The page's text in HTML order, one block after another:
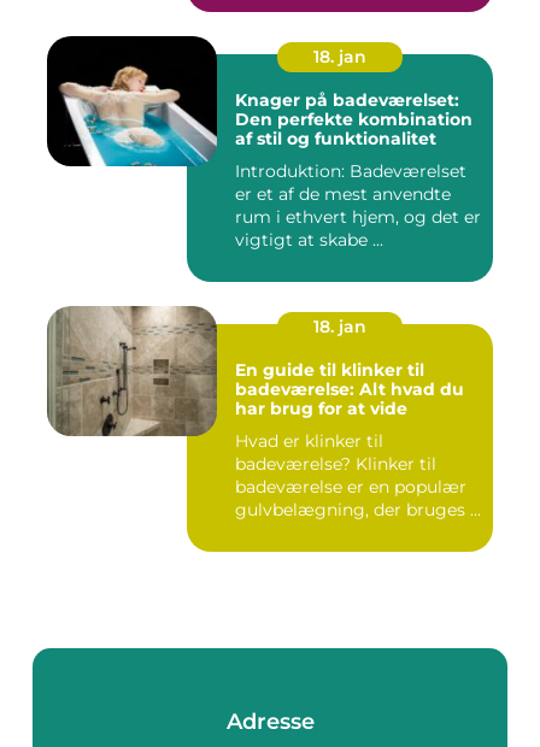
18. jan
Knager på badeværelset:
Den perfekte kombination
af stil og funktionalitet
Introduktion: Badeværelset
er et af de mest anvendte
rum i ethvert hjem, og det er
vigtigt at skabe ...
18. jan
En guide til klinker til
badeværelse: Alt hvad du
har brug for at vide
Hvad er klinker til
badeværelse? Klinker til
badeværelse er en populær
gulvbelægning, der bruges i
Adresse